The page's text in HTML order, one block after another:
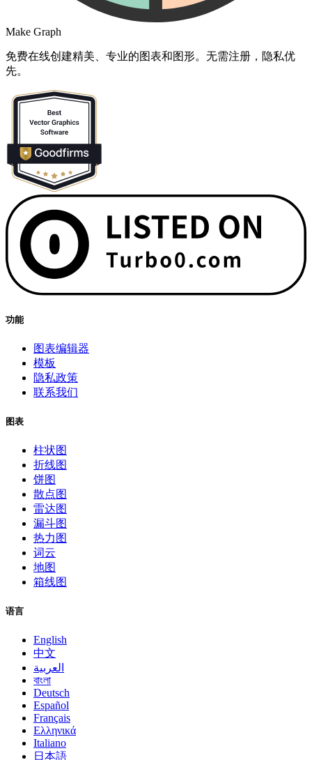
Make Graph
免费在线创建精美、专业的图表和图形。无需注册，隐私优
先。
功能
图表编辑器
模板
隐私政策
联系我们
图表
柱状图
折线图
饼图
散点图
雷达图
漏斗图
热力图
词云
地图
箱线图
语言
English
中文
العربية
বাংলা
Deutsch
Español
Français
Ελληνικά
Italiano
日本語